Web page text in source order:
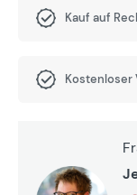
Kauf auf
Kostenloser